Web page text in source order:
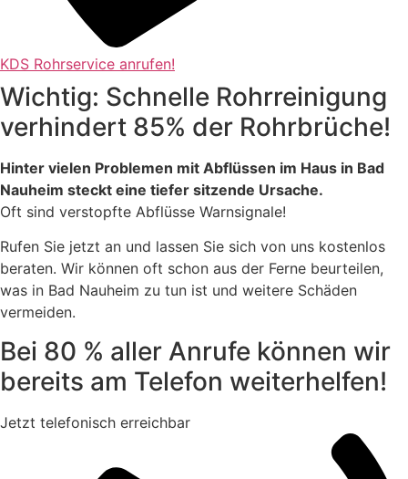
KDS Rohrservice anrufen!
Wichtig: Schnelle Rohrreinigung
verhindert 85% der Rohrbrüche!
Hinter vielen Problemen mit Abflüssen im Haus in Bad
Nauheim steckt eine tiefer sitzende Ursache.
Oft sind verstopfte Abflüsse Warnsignale!
Rufen Sie jetzt an und lassen Sie sich von uns kostenlos
beraten. Wir können oft schon aus der Ferne beurteilen,
was in Bad Nauheim zu tun ist und weitere Schäden
vermeiden.
Bei 80 % aller Anrufe können wir
bereits am Telefon weiterhelfen!
Jetzt telefonisch erreichbar